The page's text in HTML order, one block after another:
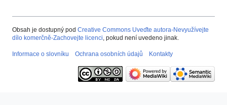
Obsah je dostupný pod Creative Commons Uveďte autora-Nevyužívejte
dílo komerčně-Zachovejte licenci, pokud není uvedeno jinak.
Informace o slovníku Ochrana osobních údajů Kontakty